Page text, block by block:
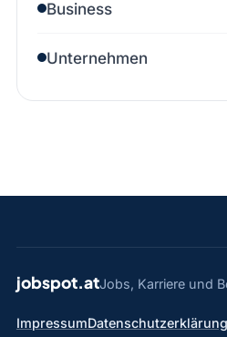
Business
Unternehmen
jobspot.atJobs, Karriere und
ImpressumDatenschutzerklärung